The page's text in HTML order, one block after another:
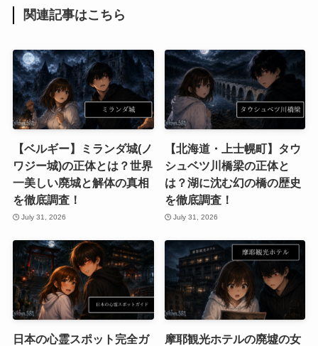
関連記事はこちら
【ベルギー】ミランダ城(ノ
ワジー城)の正体とは？世界
一美しい廃城と解体の真相
を徹底調査！
July 31, 2026
【北海道・上士幌町】タウ
シュベツ川橋梁の正体と
は？湖に沈む幻の橋の歴史
を徹底調査！
July 31, 2026
日本の心霊スポット完全ガ
摩耶観光ホテルの廃墟の女